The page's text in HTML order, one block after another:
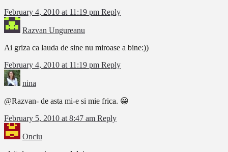
February 4, 2010 at 11:19 pm Reply
Razvan Ungureanu
Ai griza ca lauda de sine nu miroase a bine:))
February 4, 2010 at 11:19 pm Reply
nina
@Razvan- de asta mi-e si mie frica. 😀
February 5, 2010 at 8:47 am Reply
Onciu